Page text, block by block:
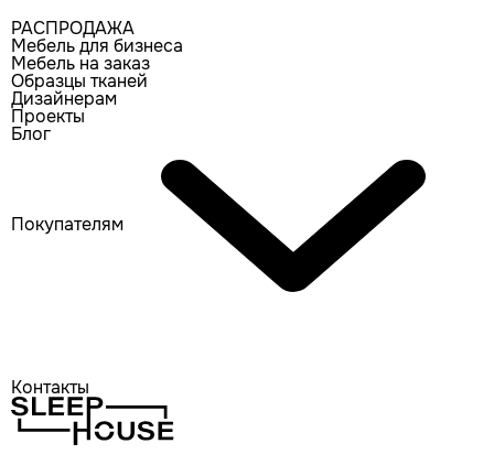
РАСПРОДАЖА
Мебель для бизнеса
Мебель на заказ
Образцы тканей
Дизайнерам
Проекты
Блог
Покупателям
Контакты